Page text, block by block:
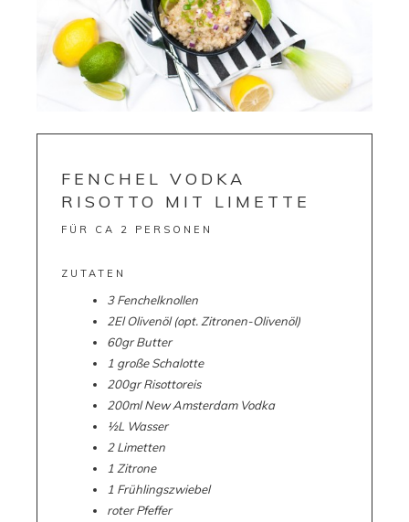
FENCHEL VODKA
RISOTTO MIT LIMETTE
FÜR CA 2 PERSONEN
ZUTATEN
3 Fenchelknollen
2El Olivenöl (opt. Zitronen-Olivenöl)
60gr Butter
1 große Schalotte
200gr Risottoreis
200ml New Amsterdam Vodka
½L Wasser
2 Limetten
1 Zitrone
1 Frühlingszwiebel
roter Pfeffer